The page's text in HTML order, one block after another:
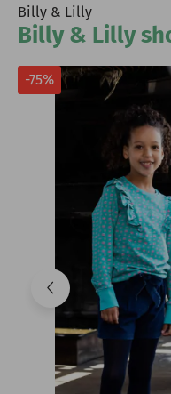
Billy & Lilly
Billy & Lilly
-75%